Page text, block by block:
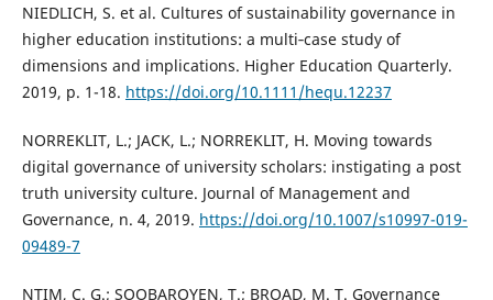
NIEDLICH, S. et al. Cultures of sustainability governance in
higher education institutions: a multi‐case study of
dimensions and implications. Higher Education Quarterly.
2019, p. 1-18. https://doi.org/10.1111/hequ.12237
NORREKLIT, L.; JACK, L.; NORREKLIT, H. Moving towards
digital governance of university scholars: instigating a post
truth university culture. Journal of Management and
Governance, n. 4, 2019. https://doi.org/10.1007/s10997-019-
09489-7
NTIM, C. G.; SOOBAROYEN, T.; BROAD, M. T. Governance